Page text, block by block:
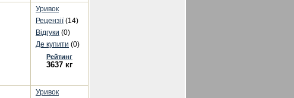
Уривок
Рецензії(14)
Відгуки (0)
Де купити (0)
Рейтинг
3637 кг
Уривок